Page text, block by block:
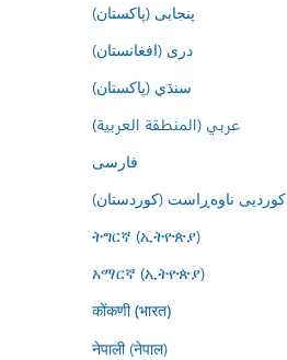
پنجابی (پاکستان)
درى (افغانستان)
سنڌي (پاکستان)
عربي (المنطقة العربية)
فارسى
کوردیی ناوەڕاست (کوردستان)
ትግርኛ (ኢትዮጵያ)
አማርኛ (ኢትዮጵያ)
कोंकणी (भारत)
नेपाली (नेपाल)